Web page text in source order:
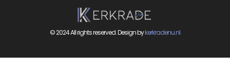
© 2024 All rights reserved. Design bykerkradenu.nl